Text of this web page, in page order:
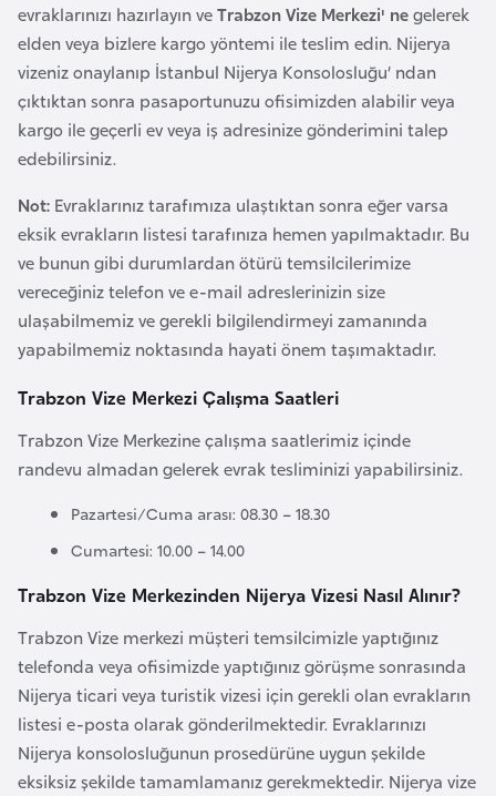
evraklarınızı hazırlayın veTrabzon Vize Merkezi' negelerek
elden veya bizlere kargo yöntemi ile teslim edin. Nijerya
vizeniz onaylanıp İstanbul Nijerya Konsolosluğu’ ndan
çıktıktan sonra pasaportunuzu ofisimizden alabilir veya
kargo ile geçerli ev veya iş adresinize gönderimini talep
edebilirsiniz.
Not: Evraklarınız tarafımıza ulaştıktan sonra eğer varsa
eksik evrakların listesi tarafınıza hemen yapılmaktadır. Bu
ve bunun gibi durumlardan ötürü temsilcilerimize
vereceğiniz telefon ve e-mail adreslerinizin size
ulaşabilmemiz ve gerekli bilgilendirmeyi zamanında
yapabilmemiz noktasında hayati önem taşımaktadır.
Trabzon Vize Merkezi Çalışma Saatleri
Trabzon Vize Merkezine çalışma saatlerimiz içinde
randevu almadan gelerek evrak tesliminizi yapabilirsiniz.
Pazartesi/Cuma arası: 08.30 – 18.30
Cumartesi: 10.00 – 14.00
Trabzon Vize Merkezinden Nijerya Vizesi Nasıl Alınır?
Trabzon Vize merkezi müşteri temsilcimizle yaptığınız
telefonda veya ofisimizde yaptığınız görüşme sonrasında
Nijerya ticari veya turistik vizesi için gerekli olan evrakların
listesi e-posta olarak gönderilmektedir. Evraklarınızı
Nijerya konsolosluğunun prosedürüne uygun şekilde
eksiksiz şekilde tamamlamanız gerekmektedir. Nijerya vize
B
n
n
B
o
s
n
a
H
s
e
u
a
r
i
s